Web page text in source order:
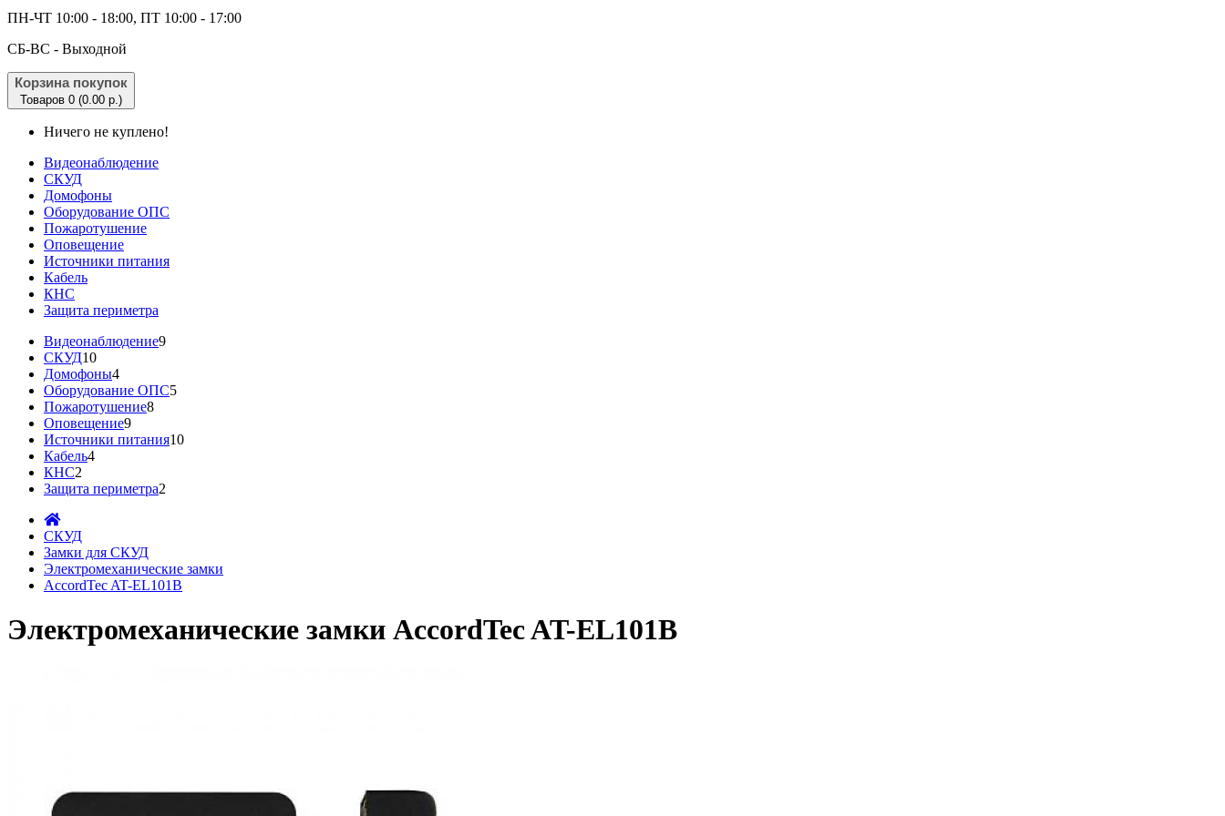
ПН-ЧТ 10:00 - 18:00, ПТ 10:00 - 17:00
CБ-ВС - Выходной
Корзина покупок
Товаров 0 (0.00 р.)
Ничего не куплено!
Видеонаблюдение
СКУД
Домофоны
Оборудование ОПС
Пожаротушение
Оповещение
Источники питания
Кабель
КНС
Защита периметра
Видеонаблюдение9
СКУД10
Домофоны4
Оборудование ОПС5
Пожаротушение8
Оповещение9
Источники питания10
Кабель4
КНС2
Защита периметра2
СКУД
Замки для СКУД
Электромеханические замки
AccordTec AT-EL101B
Электромеханические замки AccordTec AT-EL101B